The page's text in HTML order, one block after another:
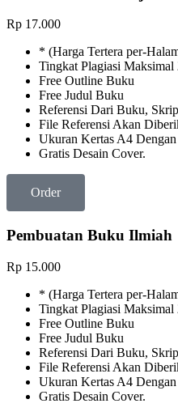
Rp 17.000
* (Harga Tertera per-
Tingkat Plagiasi Maksimal
Free Outline Buku
Free Judul Buku
Referensi Dari Buku,
File Referensi Akan
Ukuran Kertas A4 Dengan
Gratis Desain Cover.
Order
Pembuatan Buku Ilmiah
Rp 15.000
* (Harga Tertera per-
Tingkat Plagiasi Maksimal
Free Outline Buku
Free Judul Buku
Referensi Dari Buku,
File Referensi Akan
Ukuran Kertas A4 Dengan
Gratis Desain Cover.